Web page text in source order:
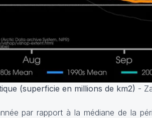
(superficie en millions de km2) -
par rapport à la médiane de la